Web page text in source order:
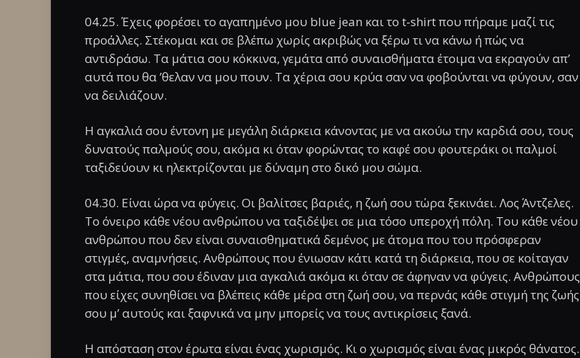
04.25. Έχεις φορέσει το αγαπημένο μου blue jean και το t-shirt που πήραμε μαζί τις
προάλλες. Στέκομαι και σε βλέπω χωρίς ακριβώς να ξέρω τι να κάνω ή πώς να
αντιδράσω. Τα μάτια σου κόκκινα, γεμάτα από συναισθήματα έτοιμα να εκραγούν απ’
αυτά που θα ’θελαν να μου πουν. Τα χέρια σου κρύα σαν να φοβούνται να φύγουν, σαν
να δειλιάζουν.
Η αγκαλιά σου έντονη με μεγάλη διάρκεια κάνοντας με να ακούω την καρδιά σου, τους
δυνατούς παλμούς σου, ακόμα κι όταν φορώντας το καφέ σου φουτεράκι οι παλμοί
ταξιδεύουν κι ηλεκτρίζονται με δύναμη στο δικό μου σώμα.
04.30. Είναι ώρα να φύγεις. Οι βαλίτσες βαριές, η ζωή σου τώρα ξεκινάει. Λος Άντζελες.
Το όνειρο κάθε νέου ανθρώπου να ταξιδέψει σε μια τόσο υπεροχή πόλη. Του κάθε νέου
ανθρώπου που δεν είναι συναισθηματικά δεμένος με άτομα που του πρόσφεραν
στιγμές, αναμνήσεις. Ανθρώπους που ένιωσαν κάτι κατά τη διάρκεια, που σε κοίταγαν
στα μάτια, που σου έδιναν μια αγκαλιά ακόμα κι όταν σε άφηναν να φύγεις. Ανθρώπους
που είχες συνηθίσει να βλέπεις κάθε μέρα στη ζωή σου, να περνάς κάθε στιγμή της ζωής
σου μ’ αυτούς και ξαφνικά να μην μπορείς να τους αντικρίσεις ξανά.
Η απόσταση στον έρωτα είναι ένας χωρισμός. Κι ο χωρισμός είναι ένας μικρός θάνατος.